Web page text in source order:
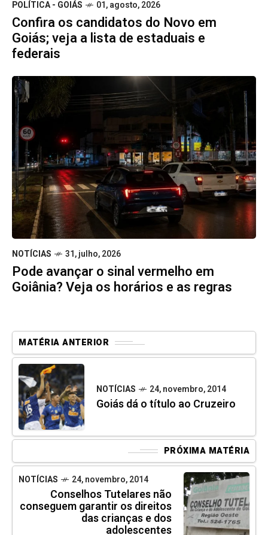
POLÍTICA - GOIÁS 01, agosto, 2026
Confira os candidatos do Novo em
Goiás; veja a lista de estaduais e
federais
NOTÍCIAS 31, julho, 2026
Pode avançar o sinal vermelho em
Goiânia? Veja os horários e as regras
MATÉRIA ANTERIOR
NOTÍCIAS 24, novembro, 2014
Goiás dá o título ao Cruzeiro
PRÓXIMA MATÉRIA
NOTÍCIAS 24, novembro, 2014
Conselhos Tutelares não
conseguem garantir os direitos
das crianças e dos
adolescentes